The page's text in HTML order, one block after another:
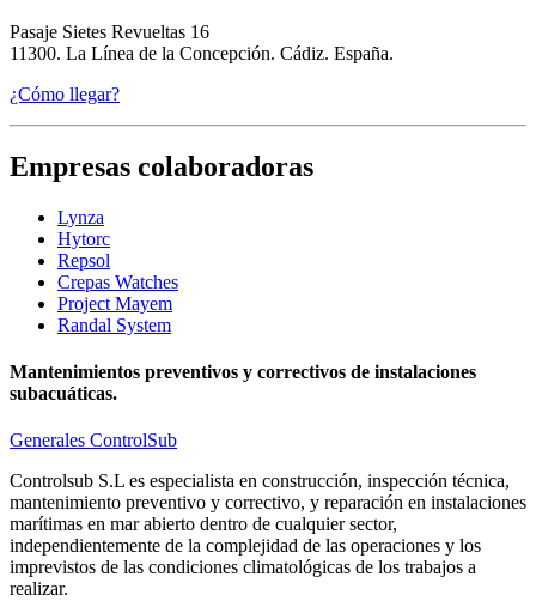
Pasaje Sietes Revueltas 16
11300. La Línea de la Concepción. Cádiz. España.
¿Cómo llegar?
Empresas colaboradoras
Lynza
Hytorc
Repsol
Crepas Watches
Project Mayem
Randal System
Mantenimientos preventivos y correctivos de instalaciones
subacuáticas.
Generales ControlSub
Controlsub S.L es especialista en construcción, inspección técnica,
mantenimiento preventivo y correctivo, y reparación en instalaciones
marítimas en mar abierto dentro de cualquier sector,
independientemente de la complejidad de las operaciones y los
imprevistos de las condiciones climatológicas de los trabajos a
realizar.